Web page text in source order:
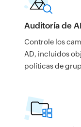
Auditoría de
Controle los
AD, incluidos
políticas de